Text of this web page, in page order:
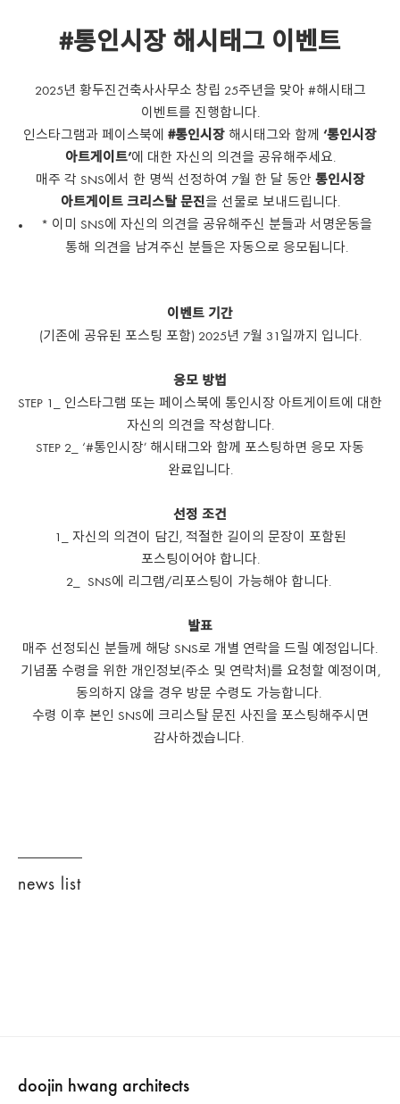
#통인시장 해시태그 이벤트
2025년 황두진건축사사무소 창립 25주년을 맞아 #해시태그
이벤트를 진행합니다.
인스타그램과 페이스북에 #통인시장 해시태그와 함께 ‘통인시장
아트게이트’에 대한 자신의 의견을 공유해주세요.
매주 각 SNS에서 한 명씩 선정하여 7월 한 달 동안 통인시장
아트게이트 크리스탈 문진을 선물로 보내드립니다.
* 이미 SNS에 자신의 의견을 공유해주신 분들과 서명운동을
통해 의견을 남겨주신 분들은 자동으로 응모됩니다.
이벤트 기간
(기존에 공유된 포스팅 포함) 2025년 7월 31일까지 입니다.
응모 방법
STEP 1_ 인스타그램 또는 페이스북에 통인시장 아트게이트에 대한
자신의 의견을 작성합니다.
STEP 2_ ‘#통인시장’ 해시태그와 함께 포스팅하면 응모 자동
완료입니다.
선정 조건
1_ 자신의 의견이 담긴, 적절한 길이의 문장이 포함된
포스팅이어야 합니다.
2_ SNS에 리그램/리포스팅이 가능해야 합니다.
발표
매주 선정되신 분들께 해당 SNS로 개별 연락을 드릴 예정입니다.
기념품 수령을 위한 개인정보(주소 및 연락처)를 요청할 예정이며,
동의하지 않을 경우 방문 수령도 가능합니다.
수령 이후 본인 SNS에 크리스탈 문진 사진을 포스팅해주시면
감사하겠습니다.
news list
doojin hwang architects